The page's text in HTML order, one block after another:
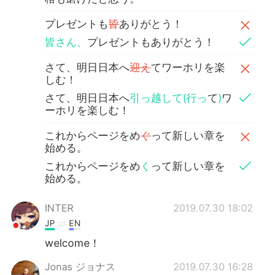
プレゼントも皆ありがとう！
皆さん、 プレゼントもありがとう！
さて、明日日本へ迎えてワーホリを楽
しむ！
さて、明日日本へ引っ越して(行って)ワ
ーホリを楽しむ！
これからページをめぐって新しい章を
始める。
これからページをめ く って新しい章を
始める。
INTER 2019.07.30 18:02
JP EN
welcome！
Jonas ジョナス 2019.07.30 16:28